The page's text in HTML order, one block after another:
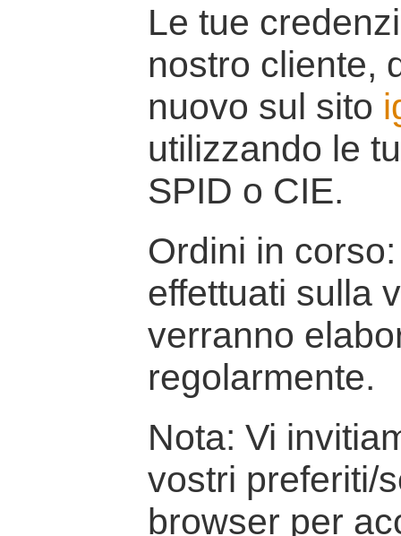
Le tue
nostro cliente,
nuovo sul sito
utilizzando le
SPID o CIE.
Ordini in
effettuati sulla
verranno
regolarmente.
Nota: Vi
vostri preferiti/
browser per